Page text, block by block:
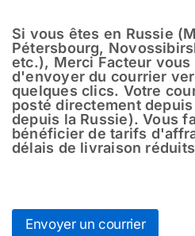
Si vous êtes en Russie
Pétersbourg,
etc.), Merci Facteur vous
d'envoyer du courrier
quelques clics. Votre
posté directement
depuis la Russie). Vous
bénéficier de tarifs
délais de livraison
Envoyer un courrier